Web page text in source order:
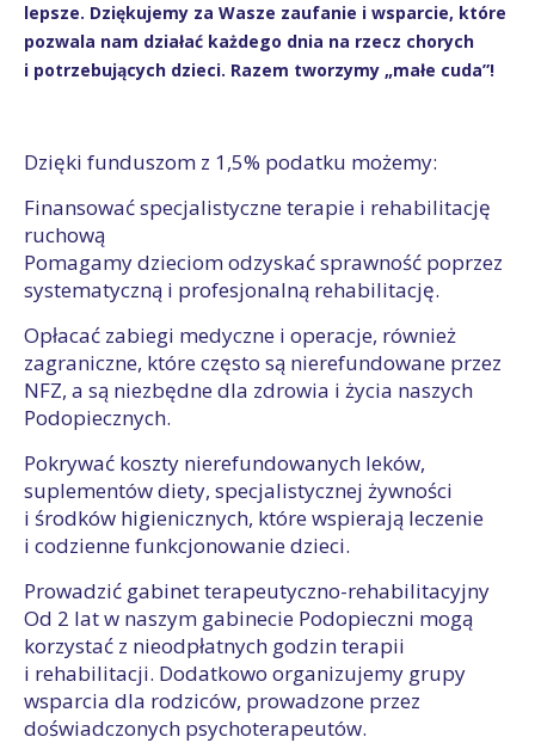
lepsze. Dziękujemy za Wasze zaufanie i wsparcie, które
pozwala nam działać każdego dnia na rzecz chorych
i potrzebujących dzieci. Razem tworzymy „małe cuda”!
Dzięki funduszom z 1,5% podatku możemy:
Finansować specjalistyczne terapie i rehabilitację
ruchową
Pomagamy dzieciom odzyskać sprawność poprzez
systematyczną i profesjonalną rehabilitację.
Opłacać zabiegi medyczne i operacje, również
zagraniczne, które często są nierefundowane przez
NFZ, a są niezbędne dla zdrowia i życia naszych
Podopiecznych.
Pokrywać koszty nierefundowanych leków,
suplementów diety, specjalistycznej żywności
i środków higienicznych, które wspierają leczenie
i codzienne funkcjonowanie dzieci.
Prowadzić gabinet terapeutyczno-rehabilitacyjny
Od 2 lat w naszym gabinecie Podopieczni mogą
korzystać z nieodpłatnych godzin terapii
i rehabilitacji. Dodatkowo organizujemy grupy
wsparcia dla rodziców, prowadzone przez
doświadczonych psychoterapeutów.